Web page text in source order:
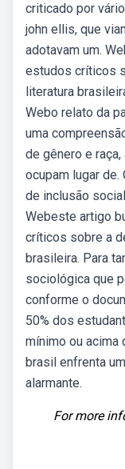
criticado por
john ellis, que
adotavam um.
estudos críticos
literatura
Webo relato da
uma
de gênero e
ocupam lugar
de inclusão
Webeste artigo
críticos sobre a
brasileira. Para
sociológica que
conforme o
50% dos
mínimo ou acima
brasil enfrenta
alarmante.
For more